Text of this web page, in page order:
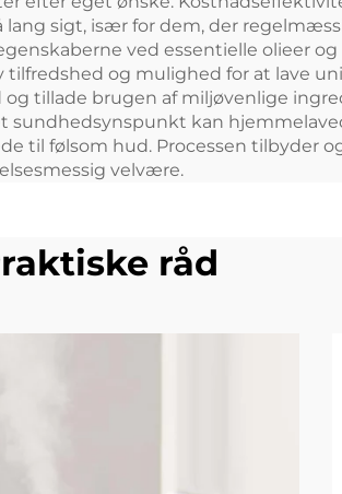
sigt, især for dem, der
ved essentielle olieer
og mulighed for at lave
tillade brugen af miljøvenlige
sundhedsynspunkt kan
til følsom hud. Processen tilbyder
velvære.
råd